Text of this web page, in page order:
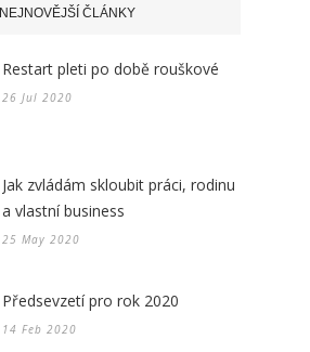
NEJNOVĚJŠÍ ČLÁNKY
Restart pleti po době rouškové
26 Jul 2020
Jak zvládám skloubit práci, rodinu
a vlastní business
25 May 2020
Předsevzetí pro rok 2020
14 Feb 2020